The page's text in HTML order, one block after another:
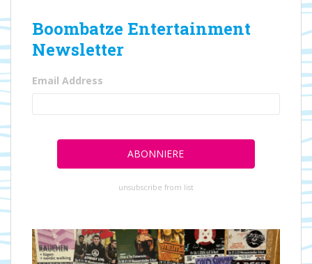
Boombatze Entertainment
Newsletter
Email Address
unsubscribe from list